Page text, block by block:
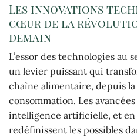
Les innovations
cœur de la
demain
L’essor des technologies au
un levier puissant qui
chaîne alimentaire, depuis
consommation. Les
intelligence artificielle, et
redéfinissent les possibles